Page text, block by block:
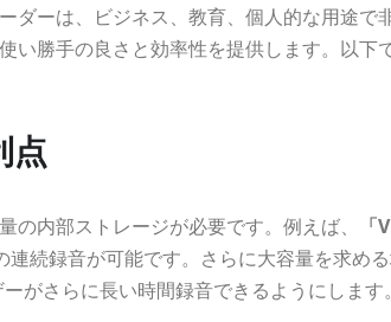
ダーは、ビジネス、教育、個人的な用途で
い勝手の良さと効率性を提供します。以下
点
内部ストレージが必要です。例えば、
続録音が可能です。さらに大容量を求める
がさらに長い時間録音できるようにします。